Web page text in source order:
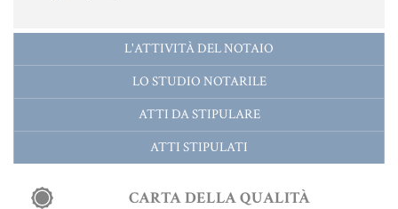
TASSAZIONE ATTI IMMOBILIARI
Informative Generali
L'ATTIVITÀ DEL NOTAIO
LO STUDIO NOTARILE
ATTI DA STIPULARE
ATTI STIPULATI
CARTA DELLA QUALITÀ